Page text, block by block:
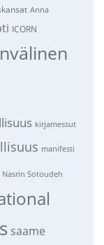
Anna
ICORN
kirjamessut
manifesti
Nasrin Sotoudeh
saame